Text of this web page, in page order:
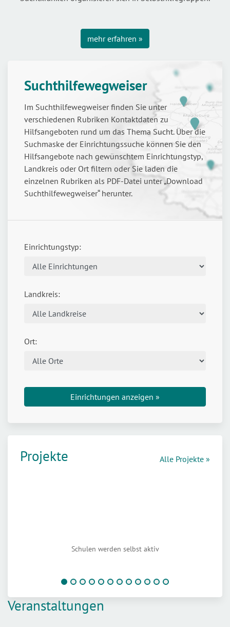
mehr erfahren »
Suchthilfewegweiser
Im Suchthilfewegweiser finden Sie unter
verschiedenen Rubriken Kontaktdaten zu
Hilfsangeboten rund um das Thema Sucht. Über die
Suchmaske der Einrichtungssuche können Sie den
Hilfsangebote nach gewünschtem Einrichtungstyp,
Landkreis oder Ort filtern oder Sie laden die
einzelnen Rubriken als PDF-Datei unter „Download
Suchthilfewegweiser“ herunter.
Einrichtungstyp:
Landkreis:
Ort:
Einrichtungen anzeigen »
Projekte Alle Projekte »
Schulen werden selbst aktiv
Veranstaltungen